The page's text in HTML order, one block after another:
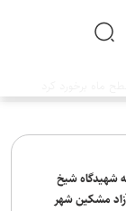
شهیدگاه شیخ
مشکین شهر